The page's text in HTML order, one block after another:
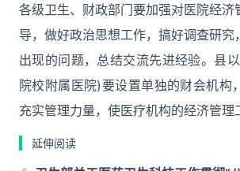
各级卫生、财政部门要加强对医院经济
导，做好政治思想工作，搞好调查研究
出现的问题，总结交流先进经验。县
院校附属医院)要设置单独的财会机构
充实管理力量，使医疗机构的经济管理
延伸阅读